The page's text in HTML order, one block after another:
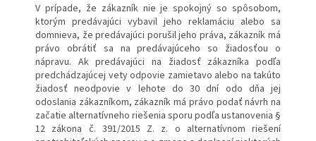
V prípade, že zákazník nie je spokojný so spôsobom,
ktorým predávajúci vybavil jeho reklamáciu alebo sa
domnieva, že predávajúci porušil jeho práva, zákazník má
právo obrátiť sa na predávajúceho so žiadosťou o
nápravu. Ak predávajúci na žiadosť zákazníka podľa
predchádzajúcej vety odpovie zamietavo alebo na takúto
žiadosť neodpovie v lehote do 30 dní odo dňa jej
odoslania zákazníkom, zákazník má právo podať návrh na
začatie alternatívneho riešenia sporu podľa ustanovenia §
12 zákona č. 391/2015 Z. z. o alternatívnom riešení